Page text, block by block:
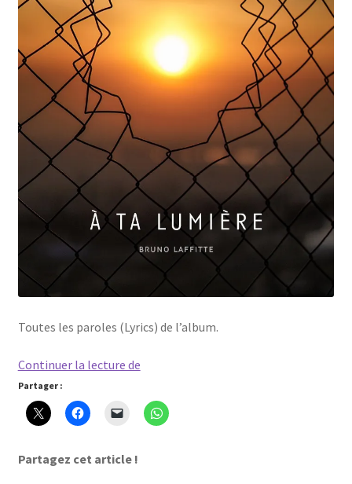
Toutes les paroles (Lyrics) de l’album.
Continuer la lecture deA
lumière
–
Partager :
Partagez cet article !